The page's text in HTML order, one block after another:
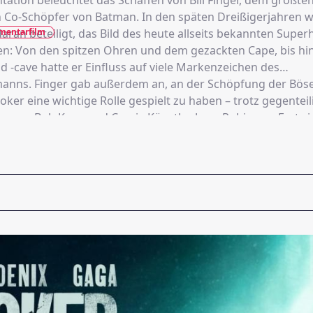
Schöpfer von Batman. In den späten Dreißigerjahren
beteiligt, das Bild des heute allseits bekannten
Von den spitzen Ohren und dem gezackten Cape, bis
-cave hatte er Einfluss auf viele Markenzeichen des
Finger gab außerdem an, an der Schöpfung der
eine wichtige Rolle gespielt zu haben – trotz
von Bob Kane und Comic-Künstler Jerry Robinson. Erst